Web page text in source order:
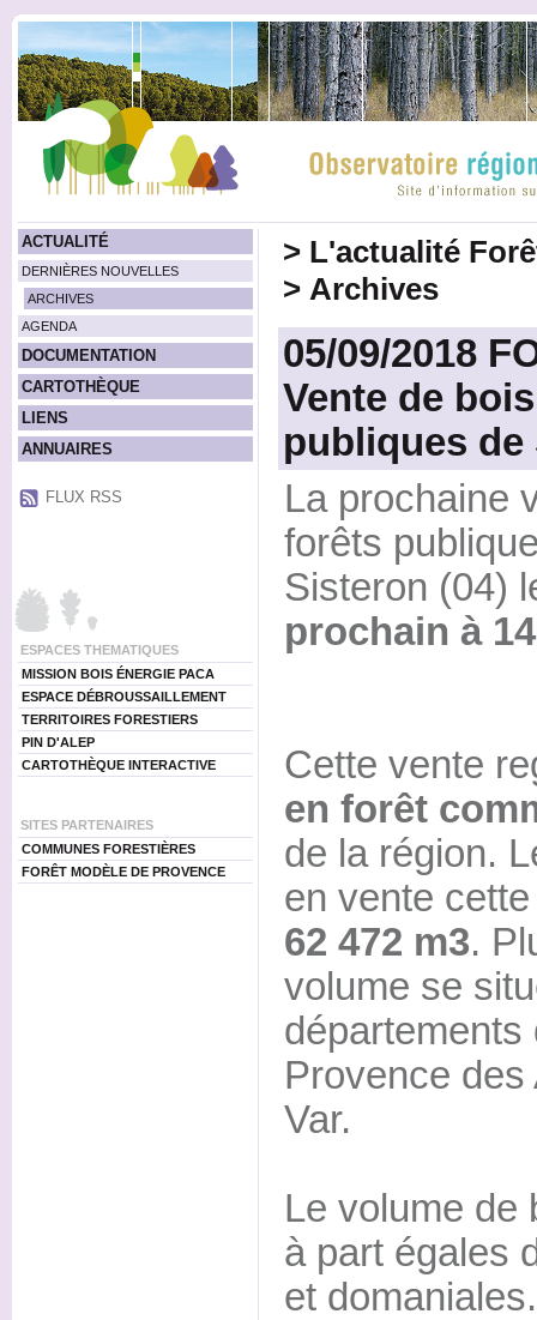
ACTUALITÉ
DERNIÈRES NOUVELLES
ARCHIVES
AGENDA
DOCUMENTATION
CARTOTHÈQUE
LIENS
ANNUAIRES
FLUX RSS
ESPACES THEMATIQUES
MISSION BOIS ÉNERGIE PACA
ESPACE DÉBROUSSAILLEMENT
TERRITOIRES FORESTIERS
PIN D'ALEP
CARTOTHÈQUE INTERACTIVE
SITES PARTENAIRES
COMMUNES FORESTIÈRES
FORÊT MODÈLE DE PROVENCE
> L'actualité
> Archives
05/09/2018
Vente de
publiques de
La prochaine
forêts
Sisteron (04)
prochain à
Cette vente
en forêt
de la région.
en vente
62 472 m3.
volume se
départements
Provence
Var.
Le volume de
à part égales
et domaniales.